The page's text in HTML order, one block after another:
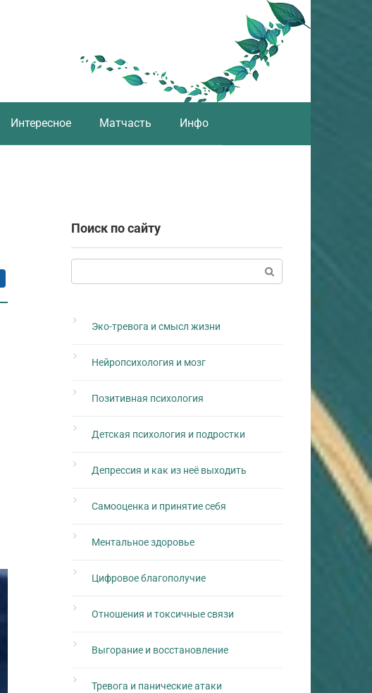
Интересное Матчасть Инфо
Поиск по сайту
Эко-тревога и смысл жизни
Нейропсихология и мозг
Позитивная психология
Детская психология и подростки
Депрессия и как из неё выходить
Самооценка и принятие себя
Ментальное здоровье
Цифровое благополучие
Отношения и токсичные связи
Выгорание и восстановление
Тревога и панические атаки